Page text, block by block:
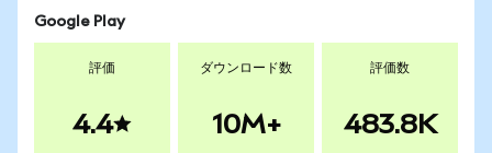
Google Play
評価
4.4
ダウンロード数
10M+
評価数
483.8K